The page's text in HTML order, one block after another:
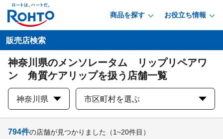
商品を探す お役立ち情報
販売店検索
神奈川県のメンソレータム リップリペアワ
ン 角質ケアリップを扱う店舗一覧
神奈川県 市区町村を選ぶ
794件の店舗が見つかりました （1~20件目）